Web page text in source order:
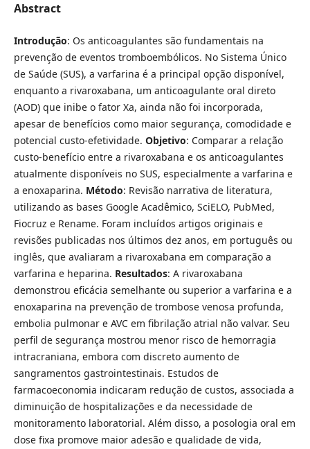
Abstract
Introdução: Os anticoagulantes são fundamentais na
prevenção de eventos tromboembólicos. No Sistema Único
de Saúde (SUS), a varfarina é a principal opção disponível,
enquanto a rivaroxabana, um anticoagulante oral direto
(AOD) que inibe o fator Xa, ainda não foi incorporada,
apesar de benefícios como maior segurança, comodidade e
potencial custo-efetividade. Objetivo: Comparar a relação
custo-benefício entre a rivaroxabana e os anticoagulantes
atualmente disponíveis no SUS, especialmente a varfarina e
a enoxaparina. Método: Revisão narrativa de literatura,
utilizando as bases Google Acadêmico, SciELO, PubMed,
Fiocruz e Rename. Foram incluídos artigos originais e
revisões publicadas nos últimos dez anos, em português ou
inglês, que avaliaram a rivaroxabana em comparação a
varfarina e heparina. Resultados: A rivaroxabana
demonstrou eficácia semelhante ou superior a varfarina e a
enoxaparina na prevenção de trombose venosa profunda,
embolia pulmonar e AVC em fibrilação atrial não valvar. Seu
perfil de segurança mostrou menor risco de hemorragia
intracraniana, embora com discreto aumento de
sangramentos gastrointestinais. Estudos de
farmacoeconomia indicaram redução de custos, associada a
diminuição de hospitalizações e da necessidade de
monitoramento laboratorial. Além disso, a posologia oral em
dose fixa promove maior adesão e qualidade de vida,